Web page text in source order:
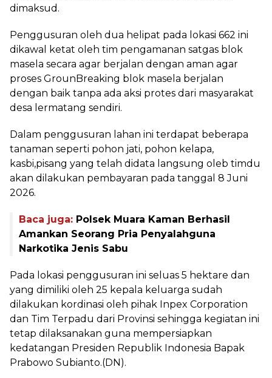
dimaksud.
Penggusuran oleh dua helipat pada lokasi 662 ini
dikawal ketat oleh tim pengamanan satgas blok
masela secara agar berjalan dengan aman agar
proses GrounBreaking blok masela berjalan
dengan baik tanpa ada aksi protes dari masyarakat
desa lermatang sendiri.
Dalam penggusuran lahan ini terdapat beberapa
tanaman seperti pohon jati, pohon kelapa,
kasbi,pisang yang telah didata langsung oleb timdu
akan dilakukan pembayaran pada tanggal 8 Juni
2026.
Baca juga: Polsek Muara Kaman Berhasil
Amankan Seorang Pria Penyalahguna
Narkotika Jenis Sabu
Pada lokasi penggusuran ini seluas 5 hektare dan
yang dimiliki oleh 25 kepala keluarga sudah
dilakukan kordinasi oleh pihak Inpex Corporation
dan Tim Terpadu dari Provinsi sehingga kegiatan ini
tetap dilaksanakan guna mempersiapkan
kedatangan Presiden Republik Indonesia Bapak
Prabowo Subianto.(DN).